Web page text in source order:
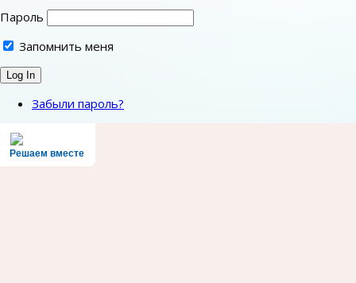
Пароль
Запомнить меня
Забыли пароль?
Решаем вместе